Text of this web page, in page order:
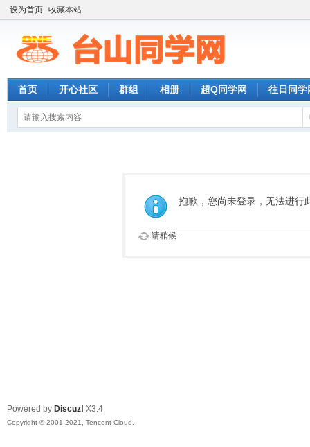
设为首页 收藏本站
首页 开心社区 群组 相册 超Q同学网 往日同学
抱歉，您尚未登录，无法进行
请稍候...
Powered by Discuz! X3.4
Copyright © 2001-2021, Tencent Cloud.